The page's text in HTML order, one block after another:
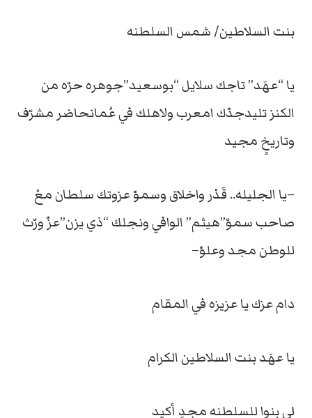
بنت السلاطين/ شمس السلطنه
يا “عهَد” تاجك سلايل “بوسعيد”جوهره حرّه من
الكنز تليدجدّك امعرب ولاهلك في عُمانحاضر مشرّف
وتاريخٍ مجيد
–يا الجليله.. قَدْر واخلاق وسموّ عزوتك سلطان معْ
صاحب سموّ”هيثم” الوافي ونجلك “ذي يزن”عزّ ورّث
للوطن مجد وعلوّ–
دام عزك يا عزيزه في المقام
يا عهَد بنت السلاطين الكرام
لي بنوا للسلطنه مجدٍ أكيد